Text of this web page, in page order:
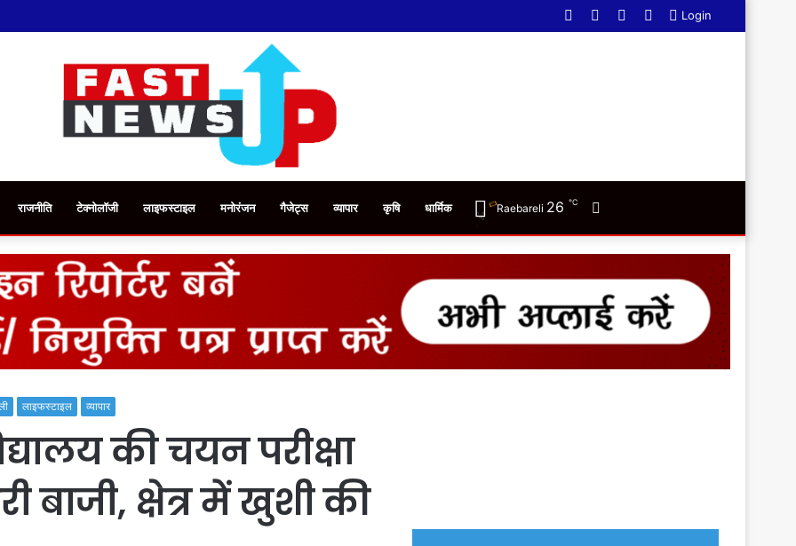
Login
WhatsApp
YouTube
Twitter
Facebook
राजनीति टेक्नोलॉजी लाइफस्टाइल मनोरंजन गैजेट्स व्यापार कृषि धार्मिक
skin
Raebareli 26 ℃
लाइफस्टाइल व्यापार
की चयन परीक्षा
क्षेत्र में खुशी की